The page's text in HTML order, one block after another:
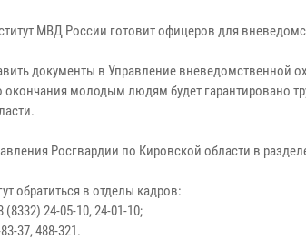
МВД России готовит офицеров для
документы в Управление вневедомственной
молодым людям будет гарантировано
Росгвардии по Кировской области в
обратиться в отделы кадров:
24-05-10, 24-01-10;
37, 488-321.